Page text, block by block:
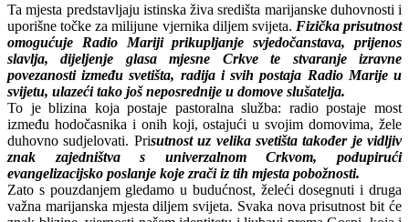
Ta mjesta predstavljaju istinska živa središta marijanske duhovnosti i
uporišne točke za milijune vjernika diljem svijeta. Fizička prisutnost
omogućuje Radio Mariji prikupljanje svjedočanstava, prijenos
slavlja, dijeljenje glasa mjesne Crkve te stvaranje izravne
povezanosti između svetišta, radija i svih postaja Radio Marije u
svijetu, ulazeći tako još neposrednije u domove slušatelja.
To je blizina koja postaje pastoralna služba: radio postaje most
između hodočasnika i onih koji, ostajući u svojim domovima, žele
duhovno sudjelovati. Prisutnost uz velika svetišta također je vidljiv
znak zajedništva s univerzalnom Crkvom, podupirući
evangelizacijsko poslanje koje zrači iz tih mjesta pobožnosti.
Zato s pouzdanjem gledamo u budućnost, želeći dosegnuti i druga
važna marijanska mjesta diljem svijeta. Svaka nova prisutnost bit će